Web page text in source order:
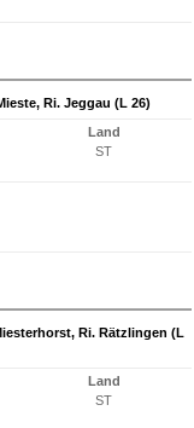
Ri. Jeggau (L 26)
Land
ST
Ri. Rätzlingen (L
Land
ST